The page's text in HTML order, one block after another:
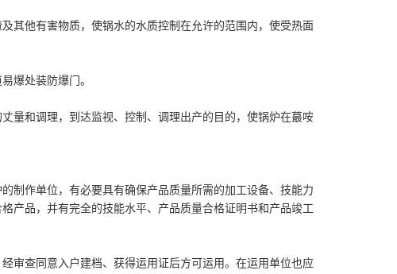
其他有害物质，使锅水的水质控制在允许的范围内，使受热面
爆处装防爆门。
量和调理，到达监视、控制、调理出产的目的，使锅炉在蕞咹
制作单位，有必要具有确保产品质量所需的加工设备、技能力
产品，并有完全的技能水平、产品质量合格证明书和产品竣工
审查同意入户建档、获得运用证后方可运用。在运用单位也应